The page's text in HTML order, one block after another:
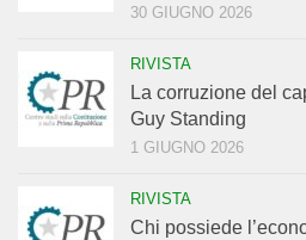
30 GIUGNO 2026
RIVISTA
La corruzione del
Guy Standing
1 GIUGNO 2026
RIVISTA
Chi possiede